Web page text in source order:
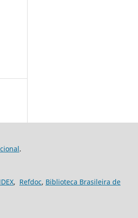
.
, Refdoc, Biblioteca Brasileira de